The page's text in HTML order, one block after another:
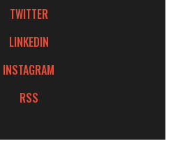
TWITTER
LINKEDIN
INSTAGRAM
RSS